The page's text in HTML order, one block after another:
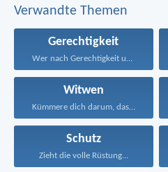
Verwandte Themen
Gerechtigkeit
Wer nach Gerechtigkeit und...
Witwen
Kümmere dich darum, dass...
Schutz
Zieht die volle Rüstung...